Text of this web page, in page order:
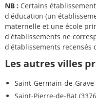
NB : Certains
d'éducation (un
maternelle et une école
d'établissements ne
d'établissements recensés
Les autres villes
Saint-Germain-de-Grave
Saint-Pierre-de-Bat